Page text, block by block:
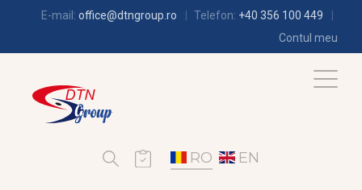
E-mail: office@dtngroup.ro Telefon: +40 356 100 449
Contul meu
RO EN